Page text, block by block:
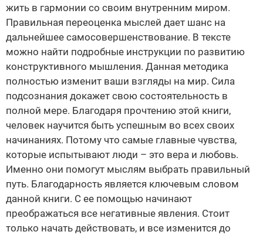
жить в гармонии со своим внутренним миром.
Правильная переоценка мыслей дает шанс на
дальнейшее самосовершенствование. В тексте
можно найти подробные инструкции по развитию
конструктивного мышления. Данная методика
полностью изменит ваши взгляды на мир. Сила
подсознания докажет свою состоятельность в
полной мере. Благодаря прочтению этой книги,
человек научится быть успешным во всех своих
начинаниях. Потому что самые главные чувства,
которые испытывают люди – это вера и любовь.
Именно они помогут мыслям выбрать правильный
путь. Благодарность является ключевым словом
данной книги. С ее помощью начинают
преображаться все негативные явления. Стоит
только начать действовать, и все изменится до